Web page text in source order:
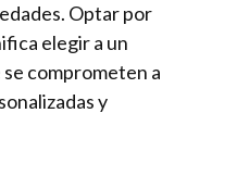
Optar por
elegir a un
comprometen a
y